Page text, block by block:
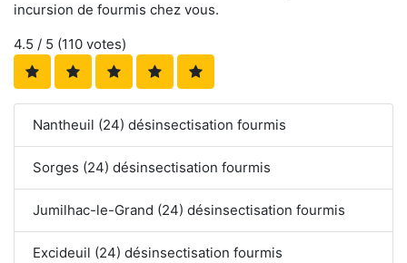
incursion de fourmis chez vous.
4.5 / 5 (110 votes)
Nantheuil (24) désinsectisation fourmis
Sorges (24) désinsectisation fourmis
Jumilhac-le-Grand (24) désinsectisation fourmis
Excideuil (24) désinsectisation fourmis